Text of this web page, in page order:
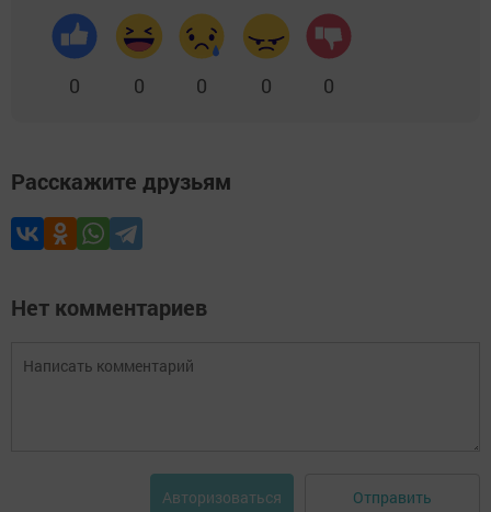
0 0 0 0 0
Расскажите друзьям
Нет комментариев
Авторизоваться Отправить